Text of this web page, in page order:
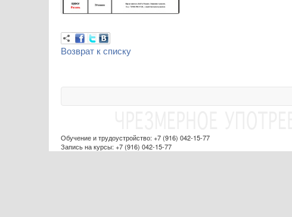
Возврат к списку
Обучение и трудоустройство: +7 (916) 042-15-77
Запись на курсы: +7 (916) 042-15-77